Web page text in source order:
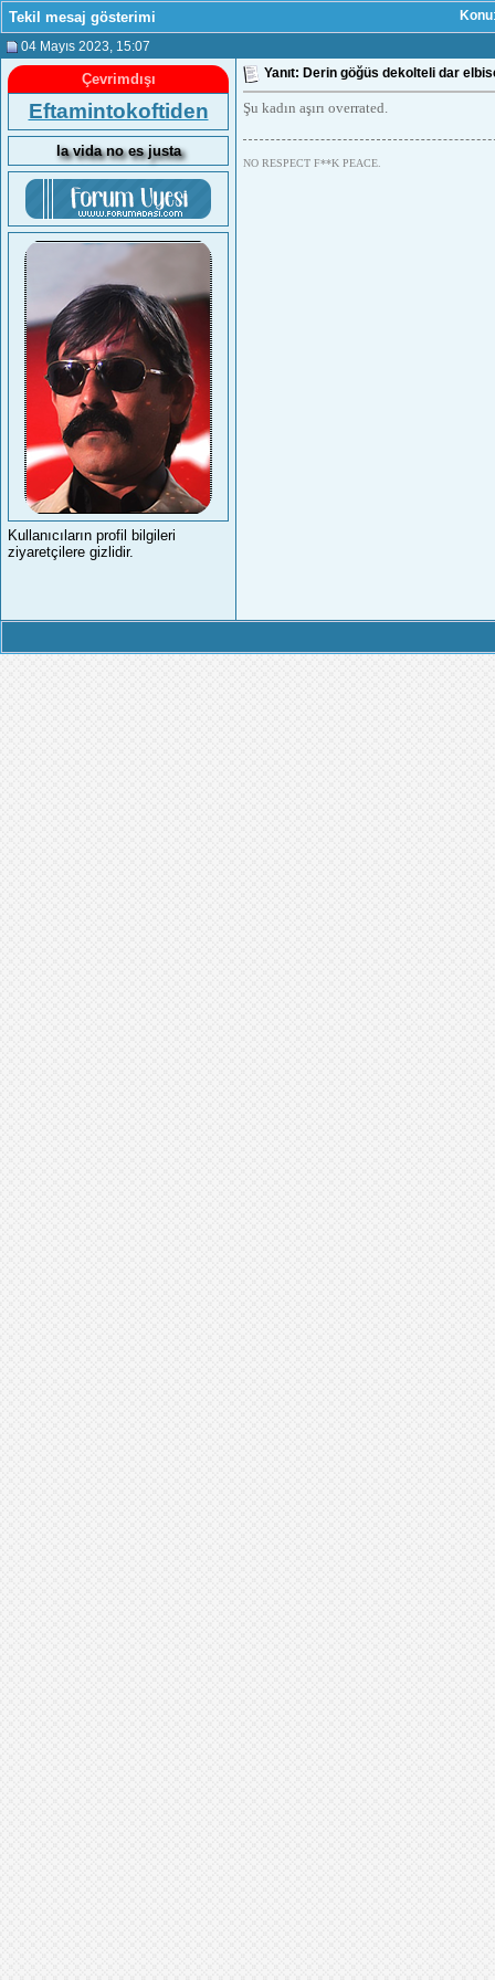
Konu
Tekil mesaj gösterimi
04 Mayıs 2023 , 15:07
Çevrimdışı
Eftamintokoftiden
la vida no es justa
Kullanıcıların profil bilgileri
ziyaretçilere gizlidir.
Yanıt: Derin göğüs dekolteli dar
Şu kadın aşırı overrated.
NO RESPECT F**K PEACE.